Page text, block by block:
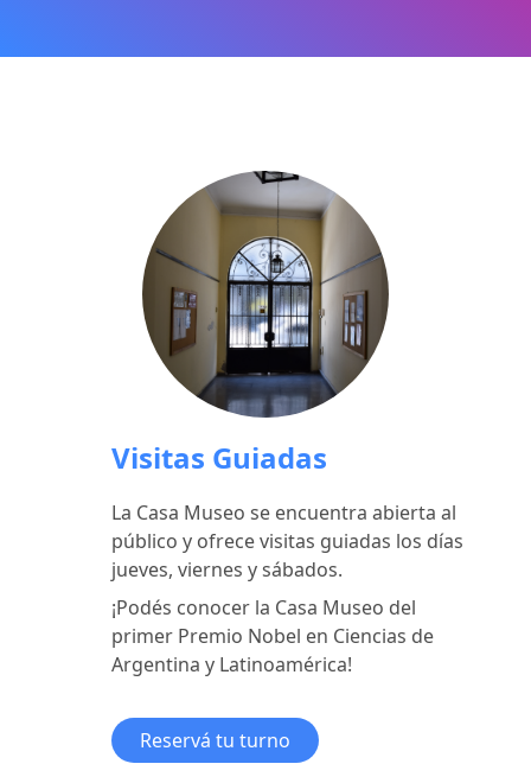
Visitas Guiadas
La Casa Museo se encuentra abierta al
público y ofrece visitas guiadas los días
jueves, viernes y sábados.
¡Podés conocer la Casa Museo del
primer Premio Nobel en Ciencias de
Argentina y Latinoamérica!
Reservá tu turno